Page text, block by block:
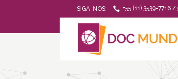
SIGA-NOS: +55 (11) 3539-7716 /